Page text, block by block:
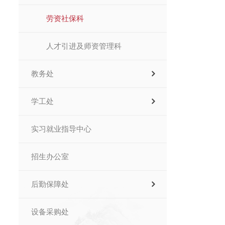
劳资社保科
人才引进及师资管理科
教务处
学工处
实习就业指导中心
招生办公室
后勤保障处
设备采购处